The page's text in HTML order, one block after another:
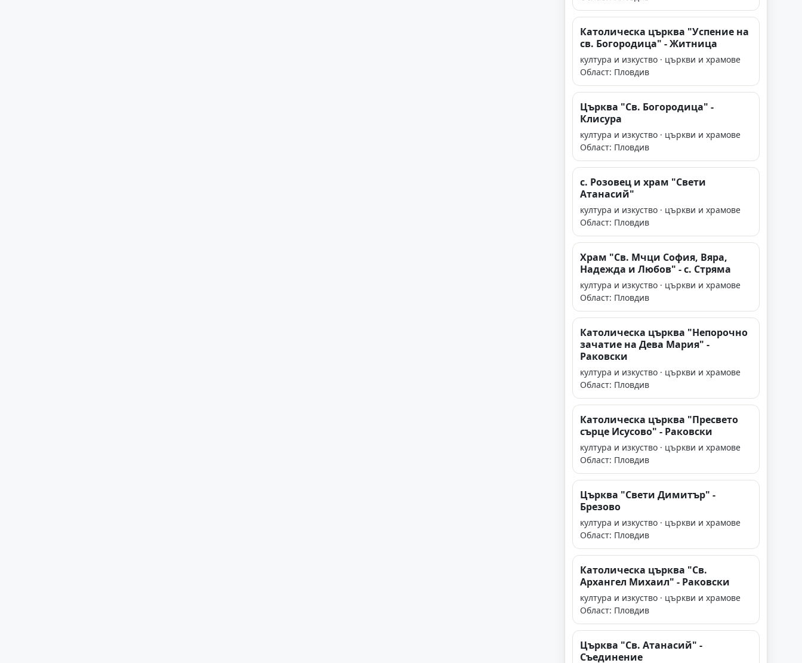
Католическа църква "Успение на
св. Богородица" - Житница
култура и изкуство · църкви и храмове
Област: Пловдив
Църква "Св. Богородица" -
Клисура
култура и изкуство · църкви и храмове
Област: Пловдив
с. Розовец и храм "Свети
Атанасий"
култура и изкуство · църкви и храмове
Област: Пловдив
Храм "Св. Мчци София, Вяра,
Надежда и Любов" - с. Стряма
култура и изкуство · църкви и храмове
Област: Пловдив
Католическа църква "Непорочно
зачатие на Дева Мария" -
Раковски
култура и изкуство · църкви и храмове
Област: Пловдив
Католическа църква "Пресвето
сърце Исусово" - Раковски
култура и изкуство · църкви и храмове
Област: Пловдив
Църква "Свети Димитър" -
Брезово
култура и изкуство · църкви и храмове
Област: Пловдив
Католическа църква "Св.
Архангел Михаил" - Раковски
култура и изкуство · църкви и храмове
Област: Пловдив
Църква "Св. Атанасий" -
Съединение